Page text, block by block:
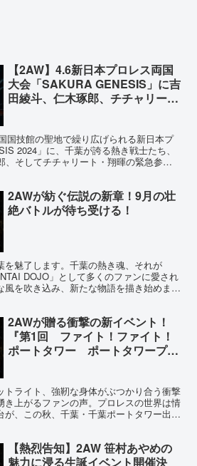
【2AW】4.6新日本プロレス両国
大会「SAKURA GENESIS」に吉
田綾斗、仁木琢郎、チチャリー
国技館の聖地で繰り広げられる新日本プ
2024」に、千葉が誇る熱き戦士たち、
、そしてチチャリート・翔暉の緊急参戦
2AWが紡ぐ伝説の新章！9月の壮
絶バトルが待ち受ける！
を魅了します。千葉の熱き魂、それが
DOJO」として多くのファンに愛され
風を吹き込み、新たな物語を描き始めまし
2AWが贈る衝撃の新イベント！
『第1回 ファイト！ファイト！
ポートタワー ポートタワープロ
トライト、強靭な身体がぶつかり合う衝撃
き上がるファンの声。プロレスの世界は情
が、この秋、千葉・千葉ポートタワー出会
【熱烈告知】2AW 笹村あやめの
魅力に浸る生誕イベント開催決